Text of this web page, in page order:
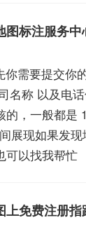
图标注服务
你需要提交你
名称 以及电
的，一般都是
展现如果发
可以找我帮忙
上免费注册